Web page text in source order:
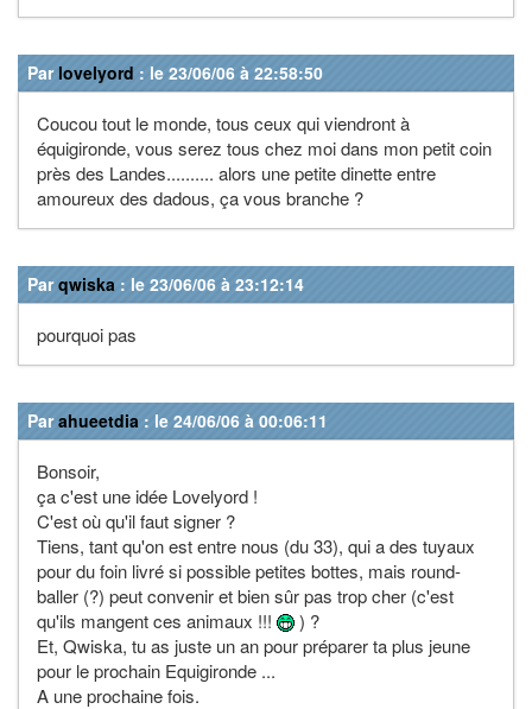
Par lovelyord : le 23/06/06 à 22:58:50
Coucou tout le monde, tous ceux qui viendront à
équigironde, vous serez tous chez moi dans mon petit coin
près des Landes.......... alors une petite dinette entre
amoureux des dadous, ça vous branche ?
Parqwiska : le 23/06/06 à 23:12:14
pourquoi pas
Parahueetdia : le 24/06/06 à 00:06:11
Bonsoir,
ça c'est une idée Lovelyord !
C'est où qu'il faut signer ?
Tiens, tant qu'on est entre nous (du 33), qui a des tuyaux
pour du foin livré si possible petites bottes, mais round-
baller (?) peut convenir et bien sûr pas trop cher (c'est
qu'ils mangent ces animaux !!!
) ?
Et, Qwiska, tu as juste un an pour préparer ta plus jeune
pour le prochain Equigironde ...
A une prochaine fois.